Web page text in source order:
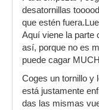
desatornillas
que estén
Aquí viene la parte
así, porque no es
puede cagar
Coges un tornillo y
está justamente
das las mismas